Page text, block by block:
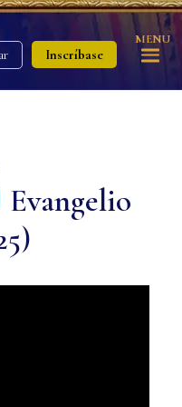
Inscríbase
MENU
Evangelio